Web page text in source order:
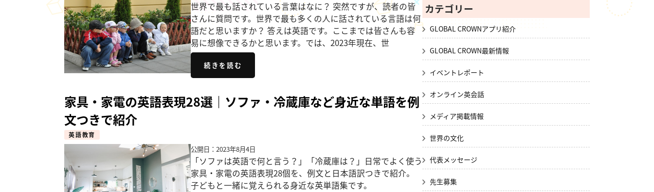
世界で最も話されている言葉はなに？ 突然ですが、読者の皆
さんに質問です。世界で最も多くの人に話されている言語は何
語だと思いますか？ 答えは英語です。ここまでは皆さんも容
易に想像できるかと思います。では、2023年現在、世
続きを読む
家具・家電の英語表現28選｜ソファ・冷蔵庫など身近な単語を例
文つきで紹介
英語教育
公開日：2023年8月4日
「ソファは英語で何と言う？」「冷蔵庫は？」日常でよく使う
家具・家電の英語表現28個を、例文と日本語訳つきで紹介。
子どもと一緒に覚えられる身近な英単語集です。
カテゴリー
GLOBAL CROWNアプリ紹介
GLOBAL CROWN最新情報
イベントレポート
オンライン英会話
メディア掲載情報
世界の文化
代表メッセージ
先生募集